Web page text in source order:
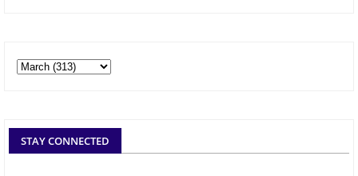
STAY CONNECTED